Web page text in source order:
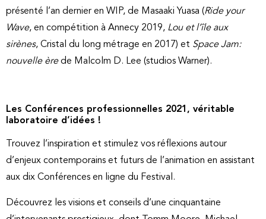
présenté l’an dernier en WIP, de Masaaki Yuasa (Ride your
Wave, en compétition à Annecy 2019, Lou et l’île aux
sirènes, Cristal du long métrage en 2017) et Space Jam:
nouvelle èrede Malcolm D. Lee (studios Warner).
Les Conférences professionnelles 2021, véritable
laboratoire d’idées !
Trouvez l’inspiration et stimulez vos réflexions autour
d’enjeux contemporains et futurs de l’animation en assistant
aux dix Conférences en ligne du Festival.
Découvrez les visions et conseils d’une cinquantaine